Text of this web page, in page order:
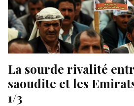
La sourde rivalité
saoudite et les
1/3